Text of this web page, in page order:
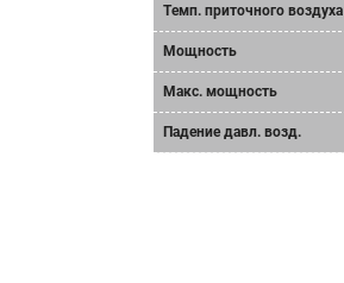
Tемп. приточного воздуха
Мощность
Mакс. мощность
Падение давл. возд.